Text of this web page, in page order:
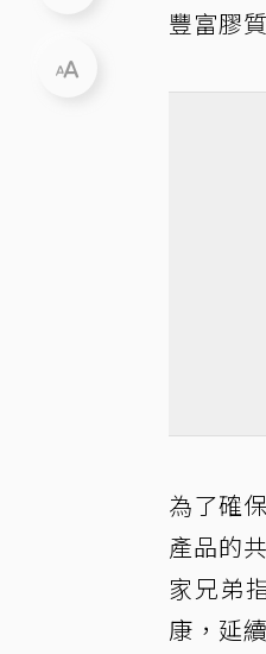
豐富膠
為了確
產品的
家兄弟
康，延